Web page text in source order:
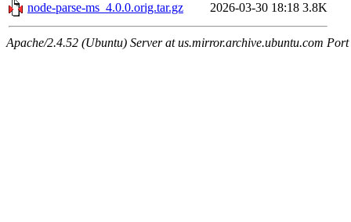
node-parse-ms_4.0.0.orig.tar.gz
2026-03-30 18:18 3.8K
Apache/2.4.52 (Ubuntu) Server at us.mirror.archive.ubuntu.com Port